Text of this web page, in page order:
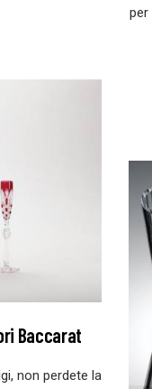
per
Baccarat
non perdete la